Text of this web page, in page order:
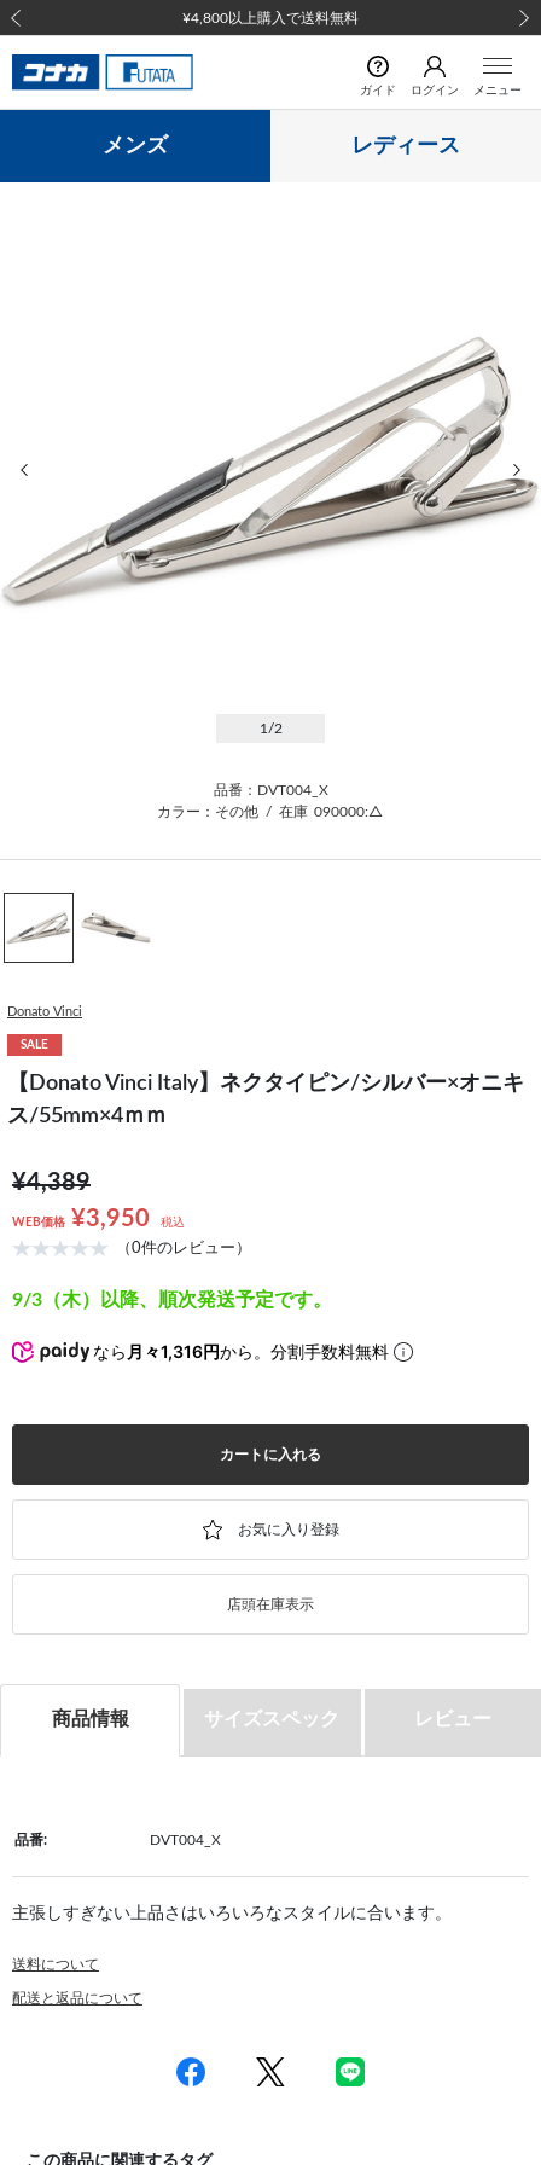
¥4,800以上購入で送料無料
前の画像
ガイド ログイン メニュー
メンズ レディース
1 /2
品番：DVT004_X
カラー：その他 / 在庫 090000:△
Donato Vinci
SALE
【Donato Vinci Italy】ネクタイピン/シルバー×オニキ
ス/55mm×4ｍｍ
¥4,389
WEB価格 ¥3,950 税込
（0件のレビュー）
9/3（木）以降、順次発送予定です。
なら 月々1,316円から。分割手数料無料
カートに入れる
店頭在庫表示
商品情報 サイズスペック レビュー
品番: DVT004_X
主張しすぎない上品さはいろいろなスタイルに合います。
送料について
配送と返品について
この商品に関連するタグ